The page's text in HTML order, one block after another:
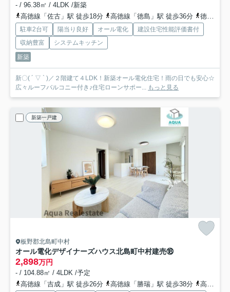
- / 96.38㎡ / 4LDK /新築
高徳線「佐古」駅 徒歩18分
高徳線「徳島」駅 徒歩36分 徳島線「蔵本」駅 徒歩41分
駐車2台可 陽当り良好 オール電化
建設住宅性能評価書付
収納豊富
システムキッチン
新築
新〇( ´ ▽ ` )／２階建て４LDK！新築オール電化住宅！雨の日でも安心☆
広々ルーフバルコニー付き♪住宅ローンサポー... もっと見る
新築一戸建
板野郡北島町中村
オール電化デザイナーズハウス北島町中村建売⑱
2,898万円
- / 104.88㎡ / 4LDK /予定
高徳線「吉成」駅 徒歩26分
高徳線「勝瑞」駅 徒歩38分 高徳線「池谷」駅 徒歩56分